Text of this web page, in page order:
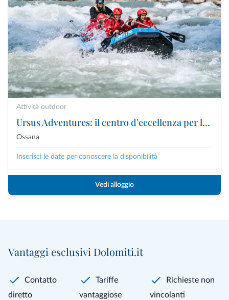
Attività outdoor
Ursus Adventures: il centro d'eccellenza per le attività outdoor premium in Trentino
Ossana
Inserisci le date per conoscere la disponibilità
Vedi alloggio
Vantaggi esclusivi Dolomiti.it
Contatto
diretto
Tariffe
vantaggiose
Richieste non
vincolanti